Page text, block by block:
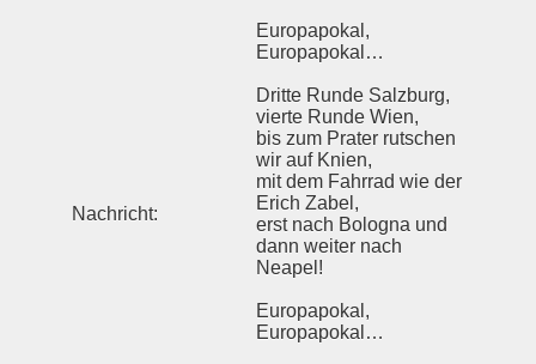
Nachricht:
Europapokal,
Europapokal…
Dritte Runde Salzburg,
vierte Runde Wien,
bis zum Prater rutschen
wir auf Knien,
mit dem Fahrrad wie der
Erich Zabel,
erst nach Bologna und
dann weiter nach
Neapel!
Europapokal,
Europapokal…